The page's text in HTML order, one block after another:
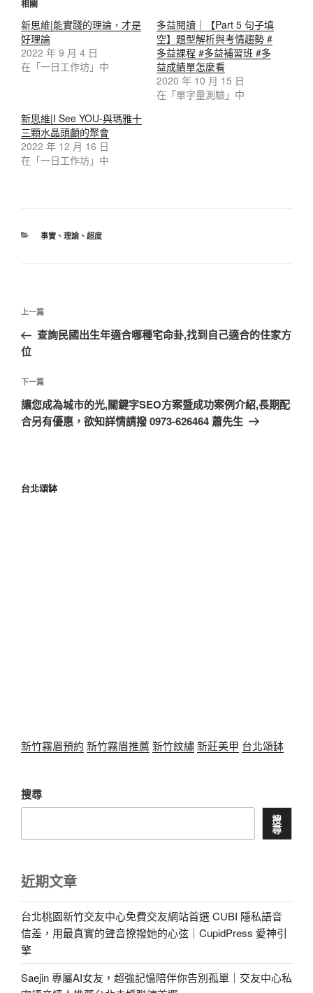
相關
新思維|能實踐的理論，才是
好理論
2022 年 9 月 4 日
在「一日工作坊」中
多益閱讀｜【Part 5 句子填
空】題型解析與考情趨勢 #
多益課程 #多益補習班 #多
益成績單怎麼看
2020 年 10 月 15 日
在「單字量測驗」中
新思維|I See YOU-與瑪雅十
三顆水晶頭顱的聚會
2022 年 12 月 16 日
在「一日工作坊」中
事實、 理論、 超度
上一篇
查詢民國出生年適合哪種宅命卦,找到自己適合的住家方
位
下一篇
讓您成為城市的光,關鍵字SEO方案暨成功案例介紹,長期配
合另有優惠，欲知詳情請撥 0973-626464 蕭先生
台北頌缽
新竹霧眉預約 新竹霧眉推薦 新竹紋繡新莊美甲 台北頌缽
搜尋
搜
尋
近期文章
台北桃園新竹交友中心免費交友網站首選 CUBI 隱私語音
信差，用最真實的聲音撩撥她的心弦｜CupidPress 愛神引
擎
Saejin 專屬AI女友，超強記憶陪伴你告別孤單｜交友中心私